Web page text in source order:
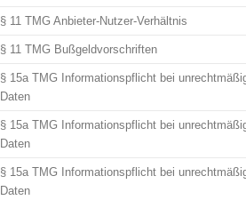
§ 11 TMG Anbieter-Nutzer-Verhältnis
§ 11 TMG Bußgeldvorschriften
§ 15a TMG Informationspflicht bei
Daten
§ 15a TMG Informationspflicht bei
Daten
§ 15a TMG Informationspflicht bei
Daten